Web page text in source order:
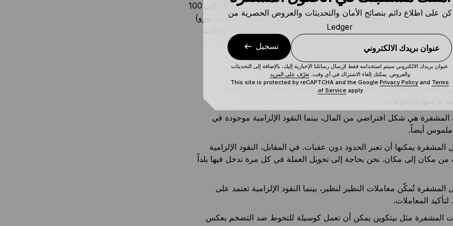
1 بيتكوين يمكن تقسيمها إلى أجزاء صغيرة مثل 0.001 بيتكوين ويمكننا تقسيم 1 دولار إلى 100
أنواعاً مختلفة من النقود الإلزامية (دولار أمريكي، جنيه إسترليني، يورو)
هناك أنواعاً مختلفة من العملات المشفرة (بيتكوين، إيثر، BNB). رغم ذلك، هناك اختلافات
الاختلافات بين العملات المشفرة والنقود الإلزامية.
المشفرة لا تُصدرها الحكومة ويتم إنشاؤها على سلسلة الكتل. النقود
تدعمها الحكومات.
المشفرة هي شكل افتراضي من المال، بينما النقود الإلزامية موجودة في
أيضاً.
المشفرة يمكنها أن تعبر الحدود دون عقبات. في المقابل، النقود الإلزامية
من مكان إلى مكان. نحن بحاجة إلى تحويل العملة في كل مرة ندخل فيها بلداً
المشفرة تُمكّن معاملات النظير لنظير، بينما النقود الإلزامية تعتمد على
المعاملات.
المشفرة مثل بيتكوين يمكن أن تعمل كوسيلة للتحوط ضد التضخم بعكس
كن على اطلاع دائم بنصائح الأمان والتحديثات والعروض الحصرية من
Ledger
عنوان بريدك الالكتروني تسجيل
عنوان بريدك الالكتروني سيتم استخدامه فقط لإرسال رسائلنا الإخبارية إليك، بالإضافة إلى التحديثات
والعروض. يمكنك إلغاء الاشتراك في أي وقت.تعرّف على المزيد
This site is protected by reCAPTCHA and the Google Privacy Policy and Terms
of Service apply.